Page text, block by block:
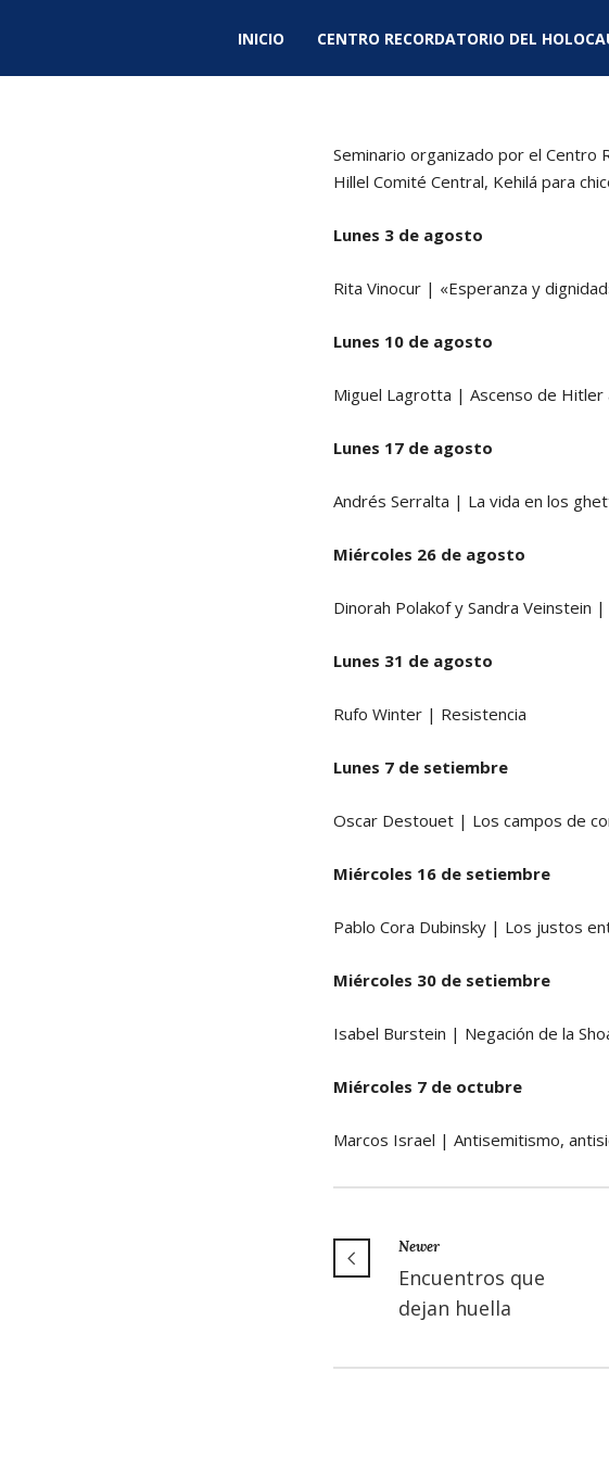
INICIO CENTRO RECORDATORIO DEL
Seminario organizado por el Centro
Hillel Comité Central, Kehilá para
Lunes 3 de agosto
Rita Vinocur | «Esperanza y
Lunes 10 de agosto
Miguel Lagrotta | Ascenso de Hitler
Lunes 17 de agosto
Andrés Serralta | La vida en los
Miércoles 26 de agosto
Dinorah Polakof y Sandra Veinstein
Lunes 31 de agosto
Rufo Winter | Resistencia
Lunes 7 de setiembre
Oscar Destouet | Los campos de
Miércoles 16 de setiembre
Pablo Cora Dubinsky | Los justos
Miércoles 30 de setiembre
Isabel Burstein | Negación de la
Miércoles 7 de octubre
Marcos Israel | Antisemitismo,
Newer
Encuentros que
dejan huella